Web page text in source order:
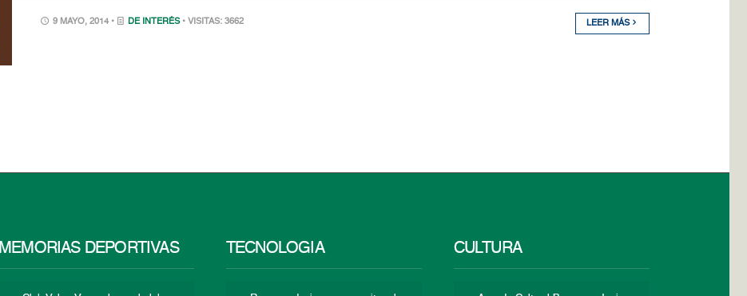
9 MAYO, 2014 • DE INTERÉS • VISITAS: 3662 LEER MÁS
MEMORIAS DEPORTIVAS TECNOLOGÍA CULTURA